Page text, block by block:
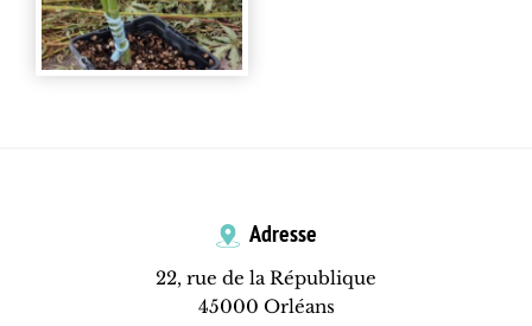
Adresse
22, rue de la République
45000 Orléans